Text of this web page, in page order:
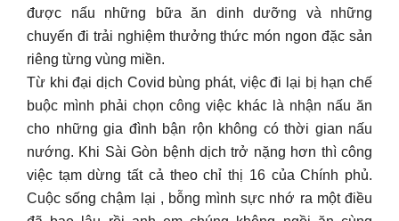
được nấu những bữa ăn dinh dưỡng và những
chuyến đi trải nghiệm thưởng thức món ngon đặc sản
riêng từng vùng miền.
Từ khi đại dịch Covid bùng phát, việc đi lại bị hạn chế
buộc mình phải chọn công việc khác là nhận nấu ăn
cho những gia đình bận rộn không có thời gian nấu
nướng. Khi Sài Gòn bệnh dịch trở nặng hơn thì công
việc tạm dừng tất cả theo chỉ thị 16 của Chính phủ.
Cuộc sống chậm lại , bỗng mình sực nhớ ra một điều